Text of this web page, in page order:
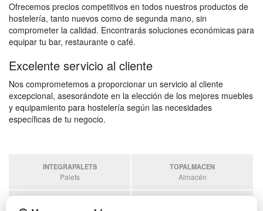
Ofrecemos precios competitivos en todos nuestros productos de
hostelería, tanto nuevos como de segunda mano, sin
comprometer la calidad. Encontrarás soluciones económicas para
equipar tu bar, restaurante o café.
Excelente servicio al cliente
Nos comprometemos a proporcionar un servicio al cliente
excepcional, asesorándote en la elección de los mejores muebles
y equipamiento para hostelería según las necesidades
específicas de tu negocio.
INTEGRAPALETS
Palets
TOPALMACEN
Almacén